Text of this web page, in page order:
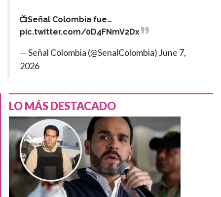
📺Señal Colombia fue…
pic.twitter.com/0D4FNmV2Dx
— Señal Colombia (@SenalColombia) June 7,
2026
LO MÁS DESTACADO